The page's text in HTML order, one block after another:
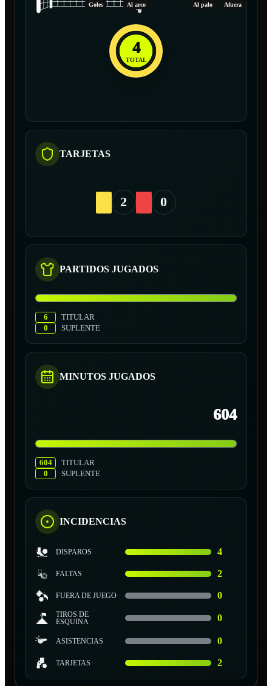
Goles Al arco Al palo Afuera
4
TOTAL
TARJETAS
2 0
PARTIDOS JUGADOS
6
TITULAR
0
SUPLENTE
MINUTOS JUGADOS
604
604
TITULAR
0
SUPLENTE
INCIDENCIAS
DISPAROS 4
FALTAS 2
FUERA DE JUEGO 0
TIROS DE
ESQUINA
0
ASISTENCIAS 0
TARJETAS 2